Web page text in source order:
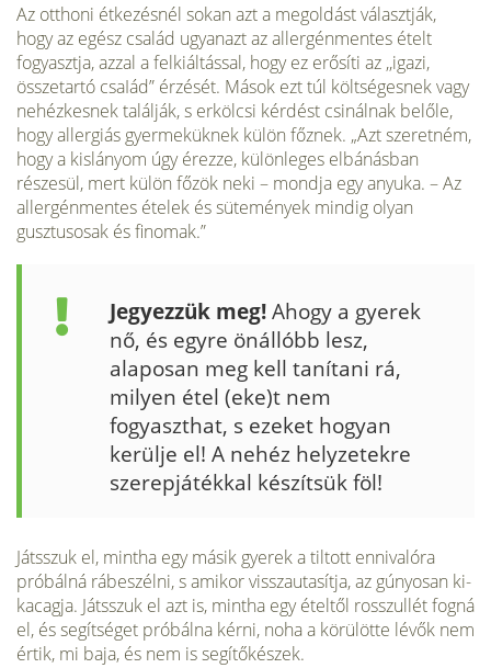
Az otthoni étkezésnél sokan azt a megoldást választják,
hogy az egész család ugyanazt az allergénmentes ételt
fogyasztja, azzal a felkiáltással, hogy ez erősíti az ,,igazi,
összetartó csaIád” érzését. Mások ezt túl költségesnek vagy
nehézkesnek találják, s erkölcsi kérdést csinálnak belőle,
hogy allergiás gyermeküknek külön főznek. „Azt szeretném,
hogy a kislányom úgy érezze, különleges elbánásban
részesül, mert külön főzök neki – mondja egy anyuka. – Az
allergénmentes ételek és sütemények mindig olyan
gusztusosak és finomak.”
Jegyezzük meg!Ahogy a gyerek
nő, és egyre önállóbb lesz,
alaposan meg kell tanítani rá,
milyen étel (eke)t nem
fogyaszthat, s ezeket hogyan
kerülje el! A nehéz helyzetekre
szerepjátékkal készít­sük föl!
Játsszuk el, mintha egy másik gyerek a tiltott ennivaló­ra
próbálná rábeszélni, s amikor visszautasítja, az gúnyosan ki­
kacagja. Játsszuk el azt is, mintha egy ételtől rosszullét fogná
el, és segítséget próbálna kérni, noha a körülötte lévők nem
ér­tik, mi baja, és nem is segítőkészek.